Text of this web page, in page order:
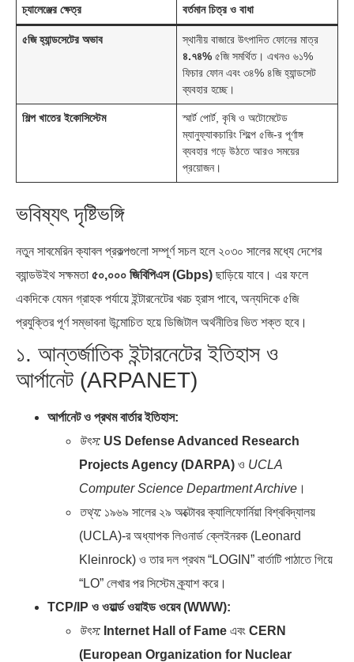
চ্যালেঞ্জের ক্ষেত্র বর্তমান চিত্র ও বাধা
৫জি হ্যান্ডসেটের অভাব
স্থানীয় বাজারে উৎপাদিত ফোনের মাত্র
৪.৭৪% ৫জি সমর্থিত। এখনও ৬১%
ফিচার ফোন এবং ৩৪% ৪জি হ্যান্ডসেট
ব্যবহার হচ্ছে।
শিল্প খাতের ইকোসিস্টেম
স্মার্ট পোর্ট, কৃষি ও অটোমেটেড
ম্যানুফ্যাকচারিং শিল্পে ৫জি-র পূর্ণাঙ্গ
ব্যবহার গড়ে উঠতে আরও সময়ের
প্রয়োজন।
ভবিষ্যৎ দৃষ্টিভঙ্গি
নতুন সাবমেরিন ক্যাবল প্রকল্পগুলো সম্পূর্ণ সচল হলে ২০৩০ সালের মধ্যে দেশের
ব্যান্ডউইথ সক্ষমতা ৫০,০০০ জিবিপিএস (Gbps) ছাড়িয়ে যাবে। এর ফলে
একদিকে যেমন গ্রাহক পর্যায়ে ইন্টারনেটের খরচ হ্রাস পাবে, অন্যদিকে ৫জি
প্রযুক্তির পূর্ণ সম্ভাবনা উন্মোচিত হয়ে ডিজিটাল অর্থনীতির ভিত শক্ত হবে।
১. আন্তর্জাতিক ইন্টারনেটের ইতিহাস ও
আর্পানেট (ARPANET)
আর্পানেট ও প্রথম বার্তার ইতিহাস:
উৎস: US Defense Advanced Research
Projects Agency (DARPA) ও UCLA
Computer Science Department Archive ।
তথ্য: ১৯৬৯ সালের ২৯ অক্টোবর ক্যালিফোর্নিয়া বিশ্ববিদ্যালয়
(UCLA)-র অধ্যাপক লিওনার্ড ক্লেইনরক (Leonard
Kleinrock) ও তার দল প্রথম “LOGIN” বার্তাটি পাঠাতে গিয়ে
“LO” লেখার পর সিস্টেম ক্র্যাশ করে।
TCP/IP ও ওয়ার্ল্ড ওয়াইড ওয়েব (WWW):
উৎস: Internet Hall of Fame এবং CERN
(European Organization for Nuclear